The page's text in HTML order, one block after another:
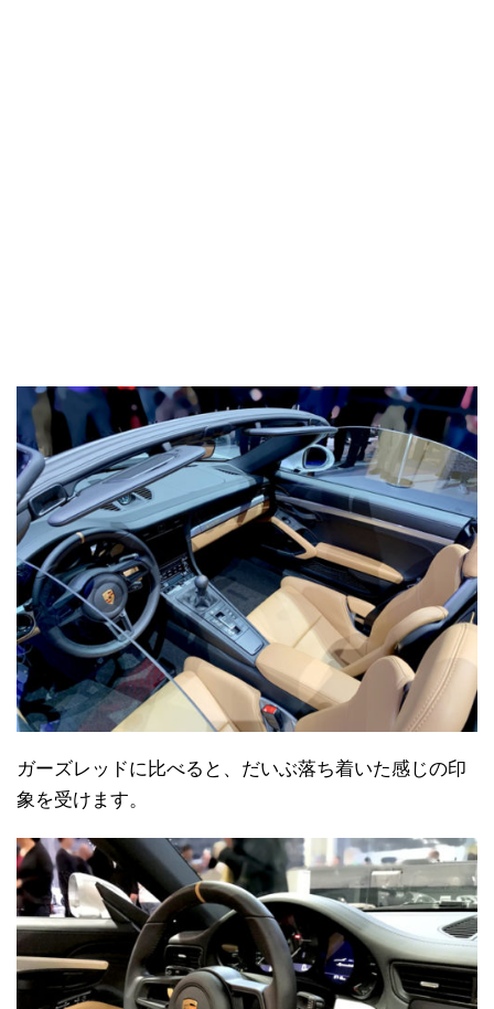
ガーズレッドに比べると、だいぶ落ち着いた感じの印
象を受けます。